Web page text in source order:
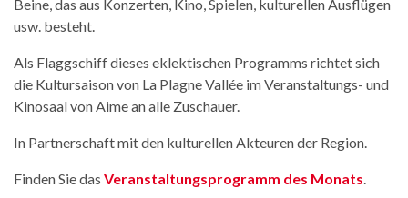
Beine, das aus Konzerten, Kino, Spielen, kulturellen Ausflügen
usw. besteht.
Als Flaggschiff dieses eklektischen Programms richtet sich
die Kultursaison von La Plagne Vallée im Veranstaltungs- und
Kinosaal von Aime an alle Zuschauer.
In Partnerschaft mit den kulturellen Akteuren der Region.
Finden Sie das Veranstaltungsprogramm des Monats.